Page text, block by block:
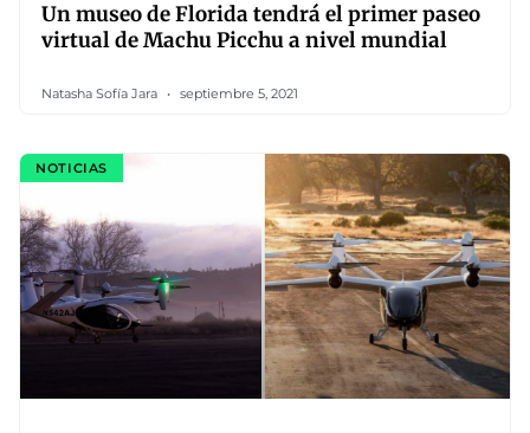
Un museo de Florida tendrá el primer paseo
virtual de Machu Picchu a nivel mundial
Natasha Sofía Jara septiembre 5, 2021
NOTICIAS